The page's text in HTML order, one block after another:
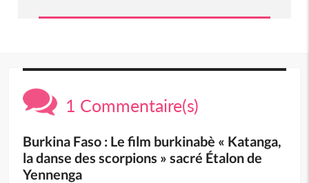
1 Commentaire(s)
Burkina Faso : Le film burkinabè « Katanga,
la danse des scorpions » sacré Étalon de
Yennenga